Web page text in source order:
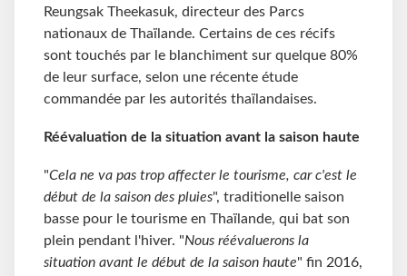
Reungsak Theekasuk, directeur des Parcs
nationaux de Thaïlande. Certains de ces récifs
sont touchés par le blanchiment sur quelque 80%
de leur surface, selon une récente étude
commandée par les autorités thaïlandaises.
Réévaluation de la situation avant la saison haute
"Cela ne va pas trop affecter le tourisme, car c'est le
début de la saison des pluies", traditionelle saison
basse pour le tourisme en Thaïlande, qui bat son
plein pendant l'hiver. "Nous réévaluerons la
situation avant le début de la saison haute" fin 2016,